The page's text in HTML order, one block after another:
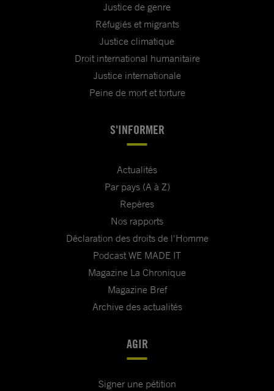
Justice de genre
Réfugiés et migrants
Justice climatique
Droit international humanitaire
Justice internationale
Peine de mort et torture
S'INFORMER
Actualités
Par pays (A à Z)
Repères
Nos rapports
Déclaration des droits de l'Homme
Podcast WE MADE IT
Magazine La Chronique
Magazine Bref
Archive des actualités
AGIR
Signer une pétition